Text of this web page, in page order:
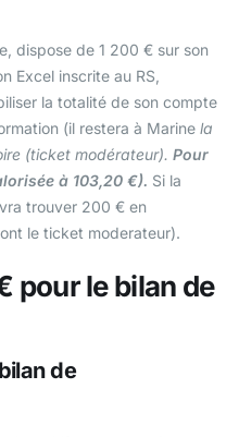
dispose de 1 200 € sur son
Excel inscrite au RS,
la totalité de son compte
(il restera à Marine la
(ticket modérateur). Pour
à 103,20 €). Si la
trouver 200 € en
le ticket moderateur).
pour le bilan de
de